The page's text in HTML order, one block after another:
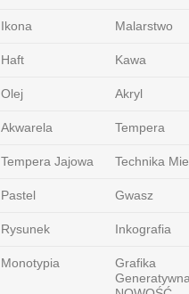
Ikona Malarstwo
Haft Kawa
Olej Akryl
Akwarela Tempera
Tempera Jajowa Technika
Pastel Gwasz
Rysunek Inkografia
Monotypia
Grafika
Generatywna